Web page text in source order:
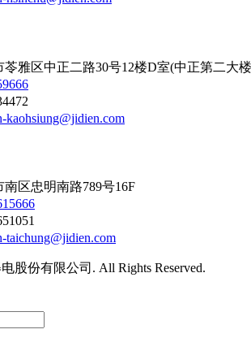
苓雅区中正二路30号12楼D室(中正第二大
kaohsiung@jidien.com
区忠明南路789号16F
taichung@jidien.com
股份有限公司. All Rights Reserved.